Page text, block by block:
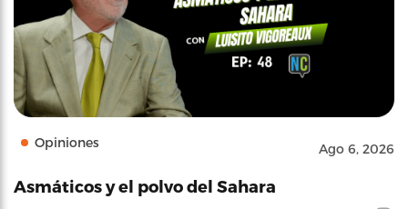
Opiniones Ago 6, 2026
Asmáticos y el polvo del Sahara